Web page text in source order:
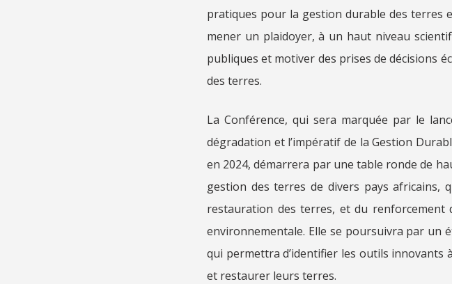
pratiques pour la gestion durable des terres
mener un plaidoyer, à un haut niveau
publiques et motiver des prises de décisions
des terres.
La Conférence, qui sera marquée par le
dégradation et l’impératif de la Gestion
en 2024, démarrera par une table ronde de
gestion des terres de divers pays africains,
restauration des terres, et du renforcement
environnementale. Elle se poursuivra par un
qui permettra d’identifier les outils innovants
et restaurer leurs terres.